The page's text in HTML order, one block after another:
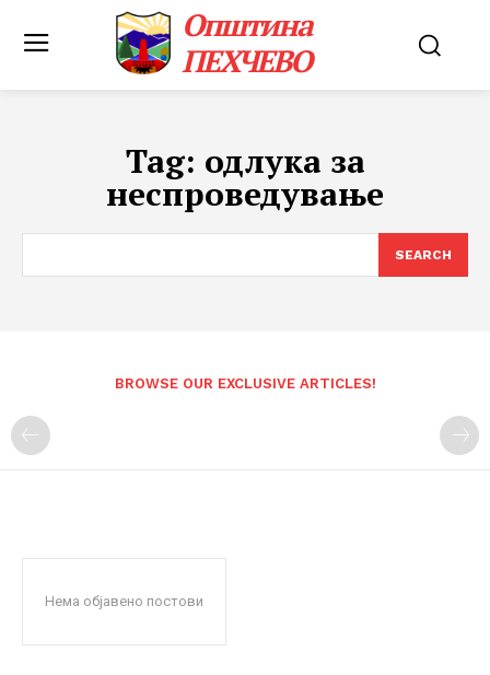
Општина
ПЕХЧЕВО
Tag: одлука за
неспроведување
SEARCH
BROWSE OUR EXCLUSIVE ARTICLES!
Нема објавено постови